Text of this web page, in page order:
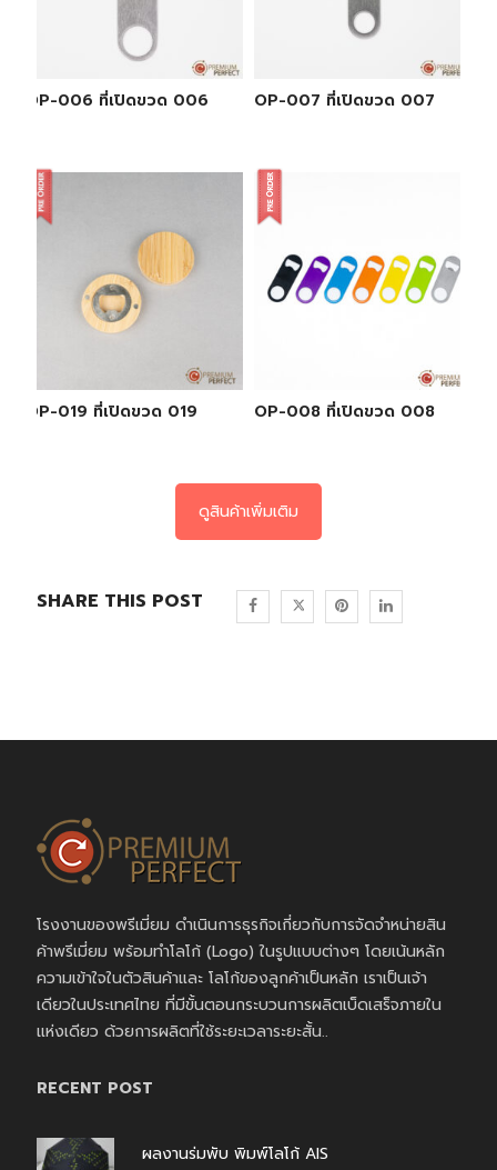
OP-006 ที่เปิดขวด 006 OP-007 ที่เปิดขวด 007
OP-019 ที่เปิดขวด 019 OP-008 ที่เปิดขวด 008
ดูสินค้าเพิ่มเติม
SHARE THIS POST
โรงงานของพรีเมี่ยม ดำเนินการธุรกิจเกี่ยวกับการจัดจำหน่ายสิน
ค้าพรีเมี่ยม พร้อมทำโลโก้ (Logo) ในรูปแบบต่างๆ โดยเน้นหลัก
ความเข้าใจในตัวสินค้าและ โลโก้ของลูกค้าเป็นหลัก เราเป็นเจ้า
เดียวในประเทศไทย ที่มีขั้นตอนกระบวนการผลิตเบ็ดเสร็จภายใน
แห่งเดียว ด้วยการผลิตที่ใช้ระยะเวลาระยะสั้น..
RECENT POST
ผลงานร่มพับ พิมพ์โลโก้ AIS